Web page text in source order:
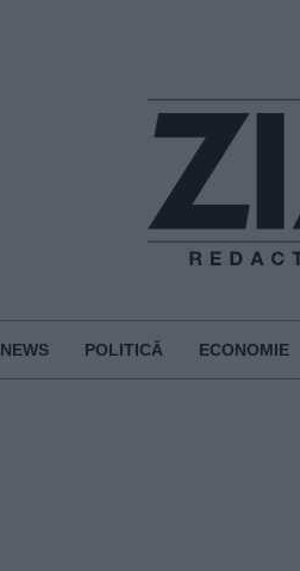
NEWS POLITICĂ ECONOMIE